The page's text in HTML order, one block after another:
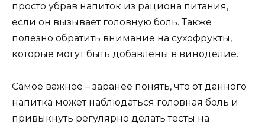
просто убрав напиток из рациона питания,
если он вызывает головную боль. Также
полезно обратить внимание на сухофрукты,
которые могут быть добавлены в виноделие.
Самое важное – заранее понять, что от данного
напитка может наблюдаться головная боль и
привыкнуть регулярно делать тесты на